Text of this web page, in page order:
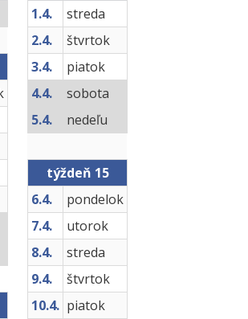
1.4.
streda
2.4.
štvrtok
3.4.
piatok
4.4.
sobota
5.4.
nedeľu
týždeň 15
6.4.
pondelok
7.4.
utorok
8.4.
streda
9.4.
štvrtok
10.4. piatok